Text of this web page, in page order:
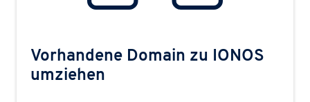
Vorhandene Domain zu IONOS
umziehen